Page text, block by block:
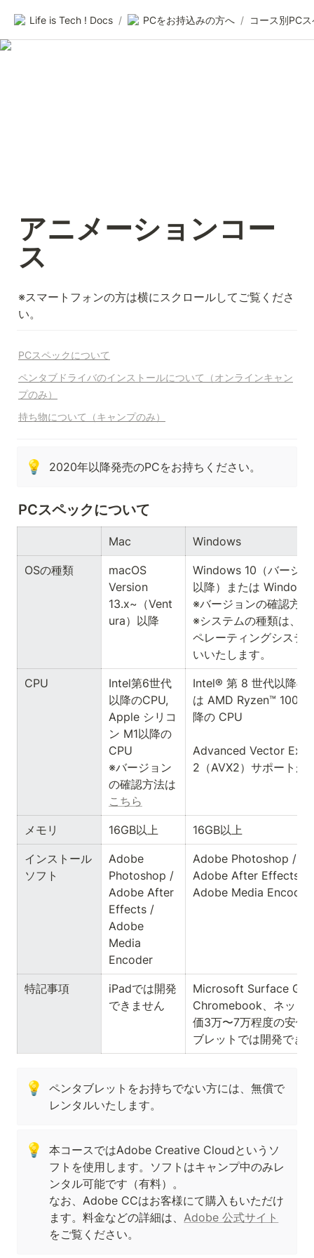
Life is Tech ! Docs / PCをお持込みの方へ / コース別PC
アニメーションコー
ス
※スマートフォンの方は横にスクロールしてご覧くださ
い。
PCスペックについて
ペンタブドライバのインストールについて（オンラインキャン
プのみ）
持ち物について（キャンプのみ）
💡 2020年以降発売のPCをお持ちください。
PCスペックについて
Mac Windows
OSの種類
macOS
Version
13.x~（Vent
ura）以降
Windows 10（バージ
以降）または Windows
※バージョンの確認方
※システムの種類は、
ペレーティングシステ
いいたします。
CPU
Intel第6世代
以降のCPU,
Apple シリコ
ン M1以降の
CPU
※バージョン
の確認方法は
こちら
Intel® 第 8 世代以降の
は AMD Ryzen™ 1000
降の CPU
Advanced Vector
2（AVX2）サポートが
メモリ 16GB以上 16GB以上
インストール
ソフト
Adobe
Photoshop /
Adobe After
Effects /
Adobe
Media
Encoder
Adobe Photoshop /
Adobe After Effects /
Adobe Media Encoder
特記事項
iPadでは開発
できません
Microsoft Surface Go
Chromebook、ネット
価3万〜7万程度の安価
ブレットでは開発でき
💡
ペンタブレットをお持ちでない方には、無償で
レンタルいたします。
💡
本コースではAdobe Creative Cloudというソ
フトを使用します。ソフトはキャンプ中のみレ
ンタル可能です（有料）。
なお、Adobe CCはお客様にて購入もいただけ
ます。料金などの詳細は、Adobe 公式サイト
をご覧ください。